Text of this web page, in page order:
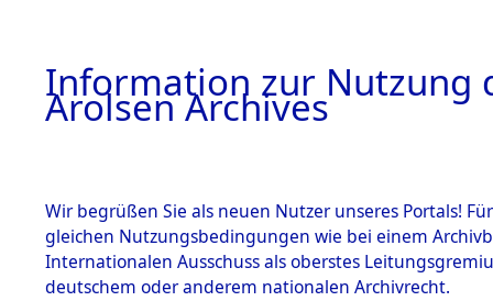
BILD
Information zur Nutzung
Arolsen Archives
Wir begrüßen Sie als neuen Nutzer unseres Portals!
gleichen Nutzungsbedingungen wie bei einem
Internationalen Ausschuss als oberstes
deutschem oder anderem nationalen Archivrecht.